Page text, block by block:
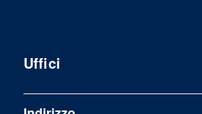
Uffici